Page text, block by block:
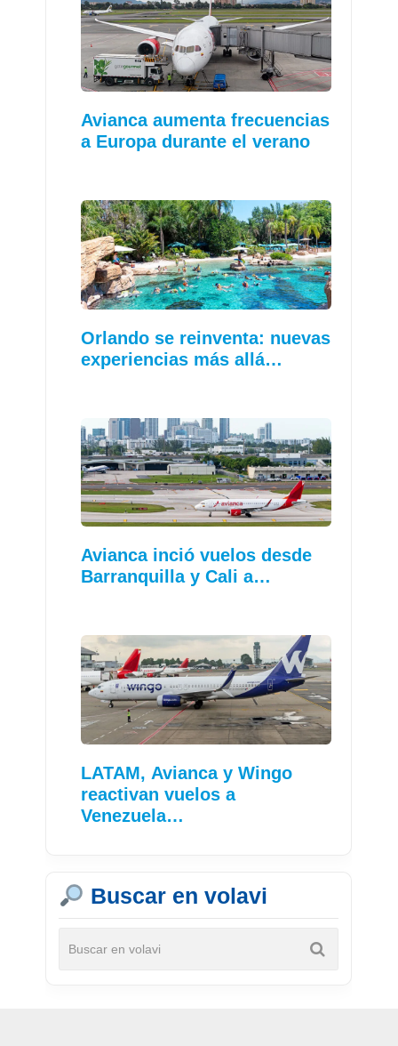
Avianca aumenta frecuencias
a Europa durante el verano
Orlando se reinventa: nuevas
experiencias más allá…
Avianca inció vuelos desde
Barranquilla y Cali a…
LATAM, Avianca y Wingo
reactivan vuelos a
Venezuela…
Buscar en volavi